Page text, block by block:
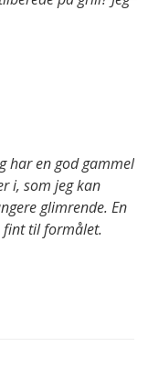
har en god gammel
i, som jeg kan
glimrende. En
fint til formålet.